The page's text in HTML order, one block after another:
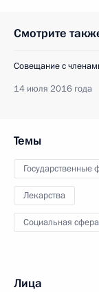
Смотрите
Совещание с
14 июля 2016 года
Темы
Государственные
Лекарства
Социальная сфера
Лица